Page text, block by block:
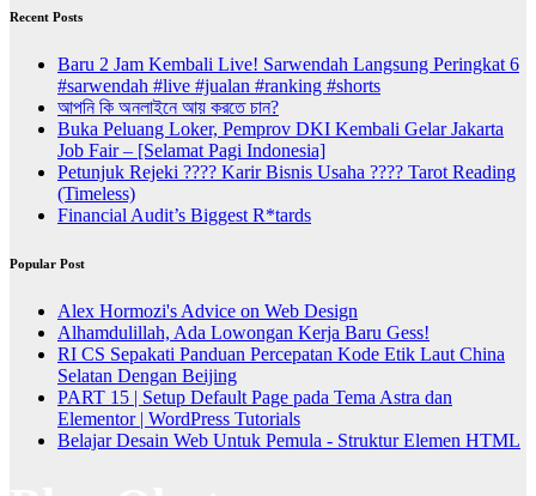
Recent Posts
Baru 2 Jam Kembali Live! Sarwendah Langsung Peringkat 6
#sarwendah #live #jualan #ranking #shorts
আপনি কি অনলাইনে আয় করতে চান?
Buka Peluang Loker, Pemprov DKI Kembali Gelar Jakarta
Job Fair – [Selamat Pagi Indonesia]
Petunjuk Rejeki ???? Karir Bisnis Usaha ???? Tarot Reading
(Timeless)
Financial Audit’s Biggest R*tards
Popular Post
Alex Hormozi's Advice on Web Design
Alhamdulillah, Ada Lowongan Kerja Baru Gess!
RI CS Sepakati Panduan Percepatan Kode Etik Laut China
Selatan Dengan Beijing
PART 15 | Setup Default Page pada Tema Astra dan
Elementor | WordPress Tutorials
Belajar Desain Web Untuk Pemula - Struktur Elemen HTML